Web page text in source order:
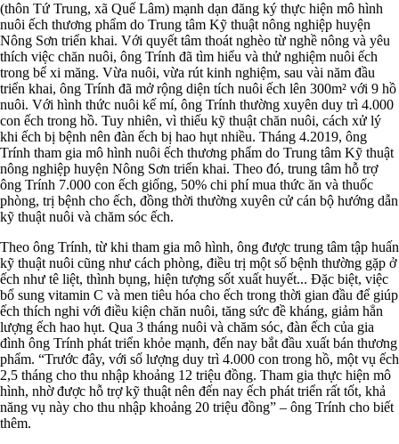
(thôn Tứ Trung, xã Quế Lâm) mạnh dạn đăng ký thực hiện mô hình
nuôi ếch thương phẩm do Trung tâm Kỹ thuật nông nghiệp huyện
Nông Sơn triển khai. Với quyết tâm thoát nghèo từ nghề nông và yêu
thích việc chăn nuôi, ông Trính đã tìm hiểu và thử nghiệm nuôi ếch
trong bể xi măng. Vừa nuôi, vừa rút kinh nghiệm, sau vài năm đầu
triển khai, ông Trính đã mở rộng diện tích nuôi ếch lên 300m² với 9 hồ
nuôi. Với hình thức nuôi kế mí, ông Trính thường xuyên duy trì 4.000
con ếch trong hồ. Tuy nhiên, vì thiếu kỹ thuật chăn nuôi, cách xử lý
khi ếch bị bệnh nên đàn ếch bị hao hụt nhiều. Tháng 4.2019, ông
Trính tham gia mô hình nuôi ếch thương phẩm do Trung tâm Kỹ thuật
nông nghiệp huyện Nông Sơn triển khai. Theo đó, trung tâm hỗ trợ
ông Trính 7.000 con ếch giống, 50% chi phí mua thức ăn và thuốc
phòng, trị bệnh cho ếch, đồng thời thường xuyên cử cán bộ hướng dẫn
kỹ thuật nuôi và chăm sóc ếch.
Theo ông Trính, từ khi tham gia mô hình, ông được trung tâm tập huấn
kỹ thuật nuôi cũng như cách phòng, điều trị một số bệnh thường gặp ở
ếch như tê liệt, thình bụng, hiện tượng sốt xuất huyết... Đặc biệt, việc
bổ sung vitamin C và men tiêu hóa cho ếch trong thời gian đầu để giúp
ếch thích nghi với điều kiện chăn nuôi, tăng sức đề kháng, giảm hẳn
lượng ếch hao hụt. Qua 3 tháng nuôi và chăm sóc, đàn ếch của gia
đình ông Trính phát triển khỏe mạnh, đến nay bắt đầu xuất bán thương
phẩm. “Trước đây, với số lượng duy trì 4.000 con trong hồ, một vụ ếch
2,5 tháng cho thu nhập khoảng 12 triệu đồng. Tham gia thực hiện mô
hình, nhờ được hỗ trợ kỹ thuật nên đến nay ếch phát triển rất tốt, khả
năng vụ này cho thu nhập khoảng 20 triệu đồng” – ông Trính cho biết
thêm.